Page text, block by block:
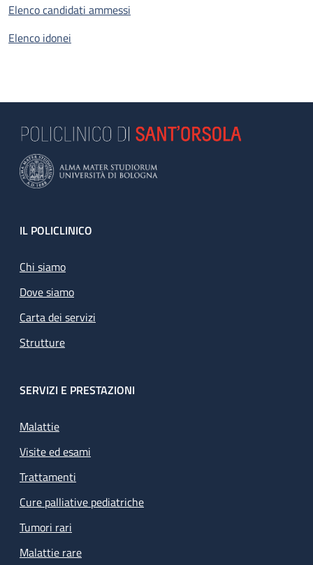
Elenco candidati ammessi
Elenco idonei
Footer
IL POLICLINICO
Chi siamo
Dove siamo
Carta dei servizi
Strutture
SERVIZI E PRESTAZIONI
Malattie
Visite ed esami
Trattamenti
Cure palliative pediatriche
Tumori rari
Malattie rare